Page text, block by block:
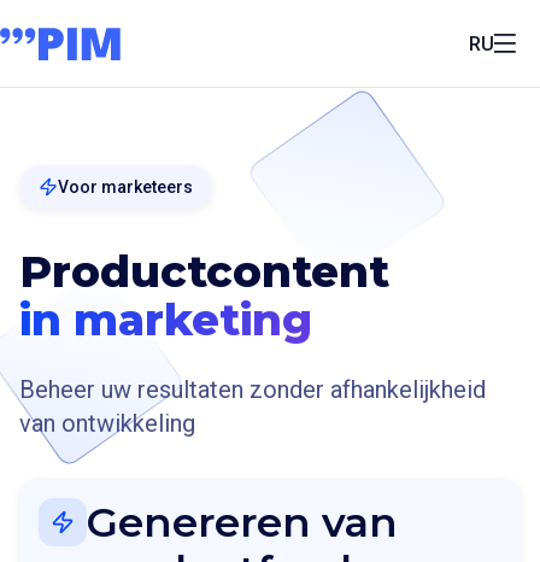
RU
Voor marketeers
Productcontent
in marketing
Beheer uw resultaten zonder afhankelijkheid
van ontwikkeling
Genereren van